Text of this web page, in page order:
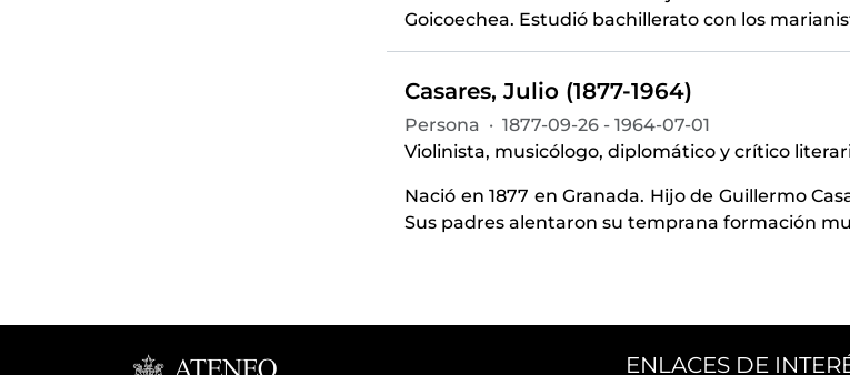
Goicoechea. Estudió bachillerato con los
Casares, Julio (1877-1964)
Persona · 1877-09-26 - 1964-07-01
Violinista, musicólogo, diplomático y crítico
Nació en 1877 en Granada. Hijo de Guillermo
Sus padres alentaron su temprana formación
ENLACES DE